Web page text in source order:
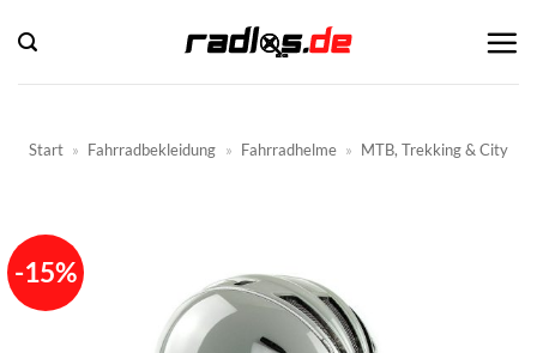
Inhalt
springen
Start » Fahrradbekleidung » Fahrradhelme » MTB, Trekking & City
-15%